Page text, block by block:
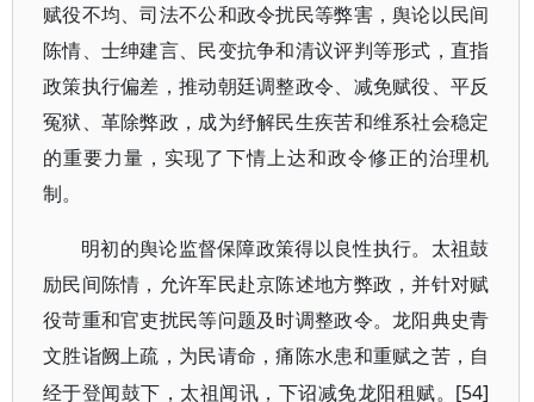
赋役不均、司法不公和政令扰民等弊害，舆论以民间
陈情、士绅建言、民变抗争和清议评判等形式，直指
政策执行偏差，推动朝廷调整政令、减免赋役、平反
冤狱、革除弊政，成为纾解民生疾苦和维系社会稳定
的重要力量，实现了下情上达和政令修正的治理机
制。
明初的舆论监督保障政策得以良性执行。太祖鼓
励民间陈情，允许军民赴京陈述地方弊政，并针对赋
役苛重和官吏扰民等问题及时调整政令。龙阳典史青
文胜诣阙上疏，为民请命，痛陈水患和重赋之苦，自
经于登闻鼓下，太祖闻讯，下诏减免龙阳租赋。 [54]